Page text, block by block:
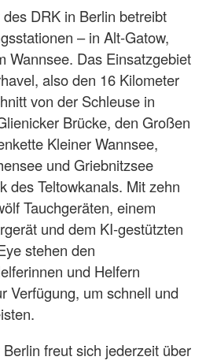
DRK in Berlin betreibt
– in Alt-Gatow,
Wannsee. Das Einsatzgebiet
also den 16 Kilometer
von der Schleuse in
Brücke, den Großen
Kleiner Wannsee,
und Griebnitzsee
des Teltowkanals. Mit zehn
Tauchgeräten, einem
und dem KI-gestützten
stehen den
und Helfern
Verfügung, um schnell und
freut sich jederzeit über